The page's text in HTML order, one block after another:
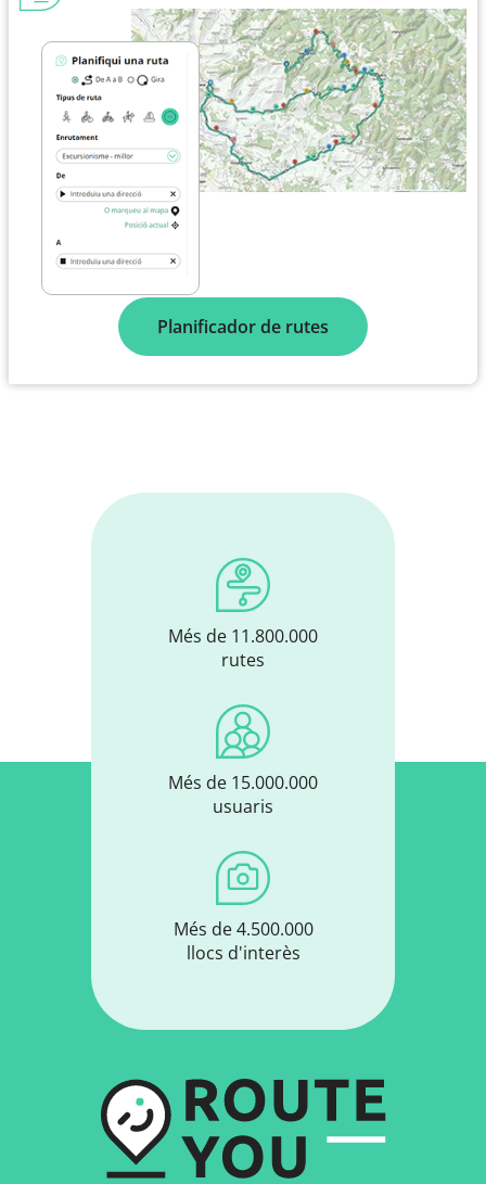
Planificador de rutes
Més de 11.800.000
rutes
Més de 15.000.000
usuaris
Més de 4.500.000
llocs d'interès